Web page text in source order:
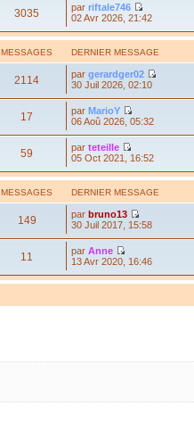
3035 par riftale746
02 Avr 2026, 21:42
MESSAGES DERNIER MESSAGE
2114 par gerardger02
30 Juil 2026, 02:10
17 par MarioY
06 Aoû 2026, 05:32
59 par teteille
05 Oct 2021, 16:52
MESSAGES DERNIER MESSAGE
149 par bruno13
30 Juil 2017, 15:58
11 par Anne
13 Avr 2020, 16:46